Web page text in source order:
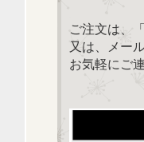
ご注文は、
又は、メー
お気軽にご